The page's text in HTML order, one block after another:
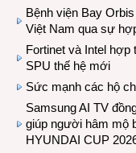
Bệnh viện Bay
Việt Nam qua sự
Fortinet và Intel hợp
SPU thế hệ mới
Sức mạnh các hộ
Samsung AI TV
giúp người hâm mộ
HYUNDAI CUP